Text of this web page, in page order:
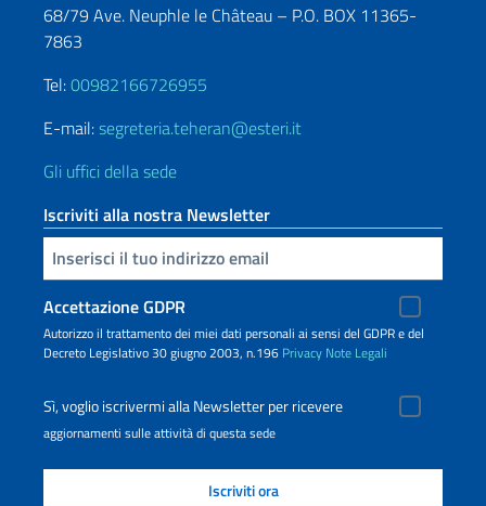
68/79 Ave. Neuphle le Château – P.O. BOX 11365-
7863
Tel:00982166726955
E-mail:segreteria.teheran@esteri.it
Gli uffici della sede
Iscriviti alla nostra Newsletter
Inserisci la tua email
Accettazione GDPR
Autorizzo il trattamento dei miei dati personali ai sensi del GDPR e del
Decreto Legislativo 30 giugno 2003, n.196 Privacy Note Legali
Sì, voglio iscrivermi alla Newsletter per ricevere
aggiornamenti sulle attività di questa sede